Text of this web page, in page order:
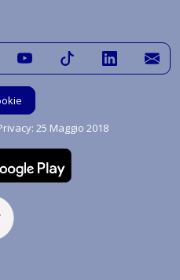
25 Maggio 2018